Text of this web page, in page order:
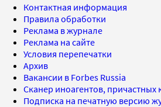
Контактная информация
Правила обработки
Реклама в журнале
Реклама на сайте
Условия перепечатки
Архив
Вакансии в Forbes Russia
Сканер иноагентов,
Подписка на печатную версию